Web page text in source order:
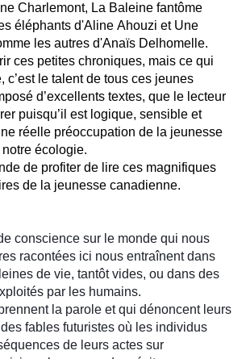
Charlemont, La Baleine fantôme
éléphants d'Aline Ahouzi et Une
les autres d'Anaïs Delhomelle.
ces petites chroniques, mais ce qui
c’est le talent de tous ces jeunes
d’excellents textes, que le lecteur
puisqu’il est logique, sensible et
réelle préoccupation de la jeunesse
écologie.
de profiter de lire ces magnifiques
de la jeunesse canadienne.
conscience sur le monde qui nous
racontées ici nous entraînent dans
de vie, tantôt vides, ou dans des
par les humains.
la parole et qui dénoncent leurs
fables futuristes où les individus
de leurs actes sur